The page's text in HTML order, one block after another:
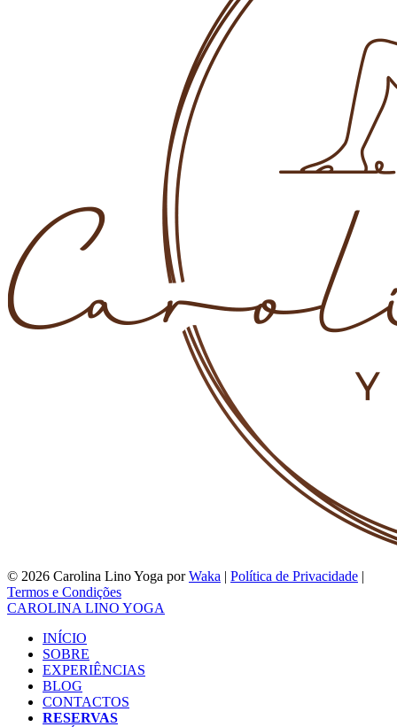
© 2026 Carolina Lino Yoga porWaka | Política de Privacidade |
Termos e Condições
CAROLINA LINO YOGA
INÍCIO
SOBRE
EXPERIÊNCIAS
BLOG
CONTACTOS
RESERVAS